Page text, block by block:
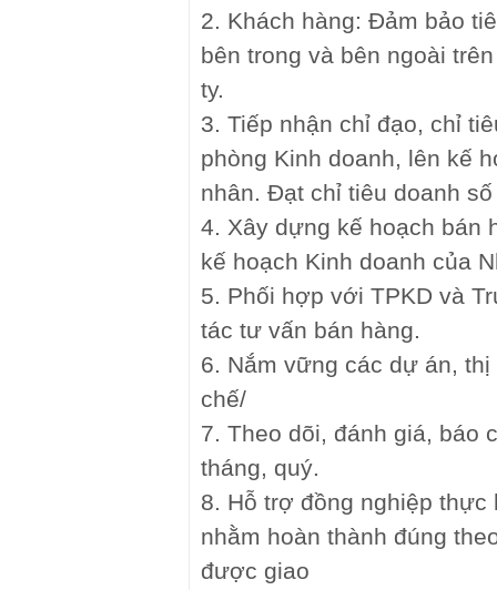
2. Khách hàng: Đảm bảo
bên trong và bên ngoài
ty.
3. Tiếp nhận chỉ đạo, chỉ
phòng Kinh doanh, lên kế
nhân. Đạt chỉ tiêu doanh
4. Xây dựng kế hoạch bán
kế hoạch Kinh doanh của
5. Phối hợp với TPKD và
tác tư vấn bán hàng.
6. Nắm vững các dự án,
chế/
7. Theo dõi, đánh giá, báo
tháng, quý.
8. Hỗ trợ đồng nghiệp
nhằm hoàn thành đúng
được giao